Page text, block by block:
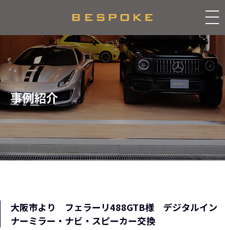
事例紹介
大阪市より フェラーリ488GTB様 デジタルイン
ナーミラー・ナビ・スピーカー交換